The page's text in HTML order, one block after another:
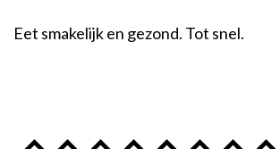
Eet smakelijk en gezond. Tot snel.